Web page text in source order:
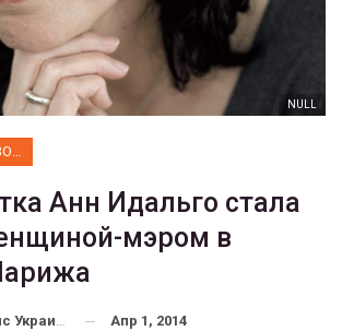
NULL
Анн Идальго стала
мэром в
Апр 1, 2014